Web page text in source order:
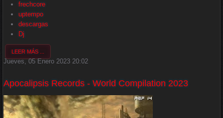
frechcore
uptempo
descargas
Dj
LEER MÁS ...
Jueves, 05 Enero 2023 20:02
Apocalipsis Records - World Compilation 2023